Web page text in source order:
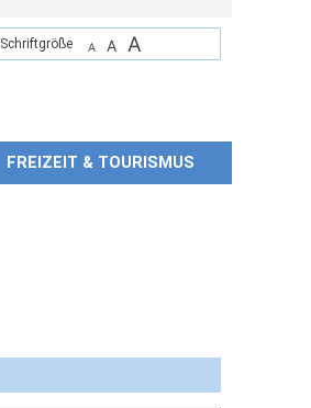
Schriftgröße A A A
FREIZEIT & TOURISMUS